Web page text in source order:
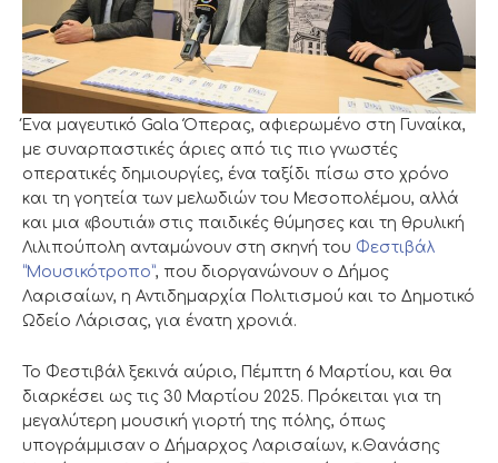
Ένα μαγευτικό Gala Όπερας, αφιερωμένο στη Γυναίκα,
με συναρπαστικές άριες από τις πιο γνωστές
οπερατικές δημιουργίες, ένα ταξίδι πίσω στο χρόνο
και τη γοητεία των μελωδιών του Μεσοπολέμου, αλλά
και μια «βουτιά» στις παιδικές θύμησες και τη θρυλική
Λιλιπούπολη ανταμώνουν στη σκηνή του Φεστιβάλ
“Μουσικότροπο”, που διοργανώνουν ο Δήμος
Λαρισαίων, η Αντιδημαρχία Πολιτισμού και το Δημοτικό
Ωδείο Λάρισας, για ένατη χρονιά.
Το Φεστιβάλ ξεκινά αύριο, Πέμπτη 6 Μαρτίου, και θα
διαρκέσει ως τις 30 Μαρτίου 2025. Πρόκειται για τη
μεγαλύτερη μουσική γιορτή της πόλης, όπως
υπογράμμισαν ο Δήμαρχος Λαρισαίων, κ.Θανάσης